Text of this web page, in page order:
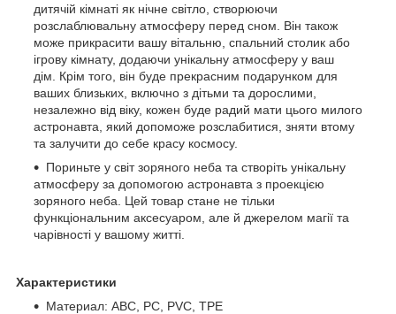
дитячій кімнаті як нічне світло, створюючи
розслаблювальну атмосферу перед сном. Він також
може прикрасити вашу вітальню, спальний столик або
ігрову кімнату, додаючи унікальну атмосферу у ваш
дім. Крім того, він буде прекрасним подарунком для
ваших близьких, включно з дітьми та дорослими,
незалежно від віку, кожен буде радий мати цього милого
астронавта, який допоможе розслабитися, зняти втому
та залучити до себе красу космосу.
Пориньте у світ зоряного неба та створіть унікальну
атмосферу за допомогою астронавта з проекцією
зоряного неба. Цей товар стане не тільки
функціональним аксесуаром, але й джерелом магії та
чарівності у вашому житті.
Характеристики
Материал: ABC, PC, PVC, TPE